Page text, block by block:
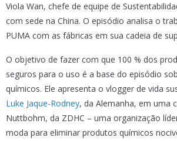
Viola Wan, chefe de equipe de
com sede na China. O episódio analisa o
PUMA com as fábricas em sua cadeia de
O objetivo de fazer com que 100 % dos
seguros para o uso é a base do episódio
químicos. Ele apresenta o vlogger de vida
Luke Jaque-Rodney, da Alemanha, em uma
Nuttbohm, da ZDHC – uma organização
moda para eliminar produtos químicos